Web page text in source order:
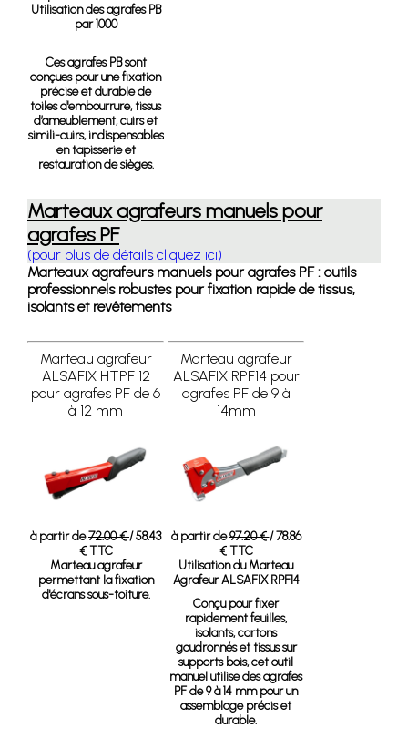
Utilisation des agrafes PB
par 1000
Ces agrafes PB sont
conçues pour une fixation
précise et durable de
toiles d'embourrure, tissus
d’ameublement, cuirs et
simili-cuirs, indispensables
en tapisserie et
restauration de sièges.
Marteaux agrafeurs manuels pour
agrafes PF
(pour plus de détails cliquez ici)
Marteaux agrafeurs manuels pour agrafes PF : outils
professionnels robustes pour fixation rapide de tissus,
isolants et revêtements
Marteau agrafeur
ALSAFIX HTPF 12
pour agrafes PF de 6
à 12 mm
à partir de72.00 €/ 58.43
€ TTC
Marteau agrafeur
permettant la fixation
d'écrans sous-toiture.
Marteau agrafeur
ALSAFIX RPF14 pour
agrafes PF de 9 à
14mm
à partir de97.20 €/ 78.86
€ TTC
Utilisation du Marteau
Agrafeur ALSAFIX RPF14
Conçu pour fixer
rapidement feuilles,
isolants, cartons
goudronnés et tissus sur
supports bois, cet outil
manuel utilise des agrafes
PF de 9 à 14 mm pour un
assemblage précis et
durable.